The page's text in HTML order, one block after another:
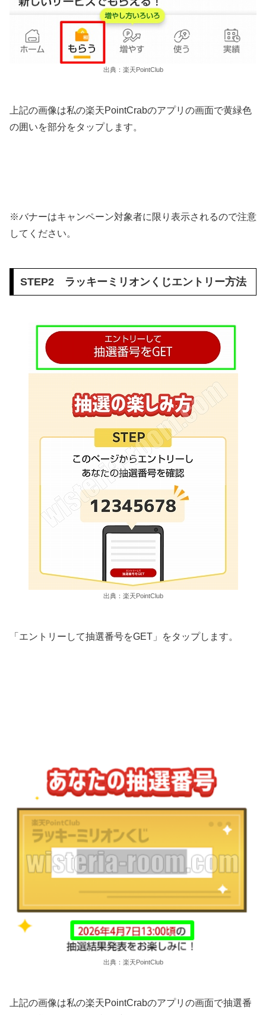
出典：楽天PointClub
上記の画像は私の楽天PointCrabのアプリの画面で黄緑色
の囲いを部分をタップします。
※バナーはキャンペーン対象者に限り表示されるので注意
してください。
STEP2 ラッキーミリオンくじエントリー方法
出典：楽天PointClub
「エントリーして抽選番号をGET」をタップします。
出典：楽天PointClub
上記の画像は私の楽天PointCrabのアプリの画面で抽選番